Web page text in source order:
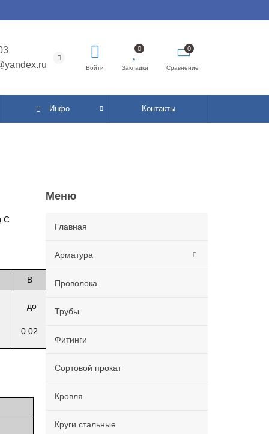
Войти
0
Закладки
0
Сравнение
Инфо Контакты
B
до
0.02
Меню
Главная
Арматура
Проволока
Трубы
Фитинги
Сортовой прокат
Кровля
Круги стальные